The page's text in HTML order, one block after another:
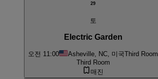
29
토
Electric Garden
오전 11:00 Asheville, NC, 미국Third Room
Third Room
매진